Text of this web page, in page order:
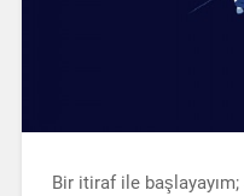
Bir itiraf ile